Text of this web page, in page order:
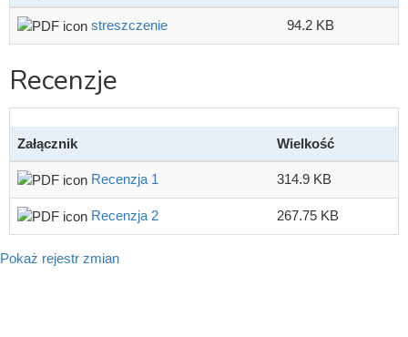
streszczenie 94.2 KB
Recenzje
Załącznik Wielkość
Recenzja 1 314.9 KB
Recenzja 2 267.75 KB
Pokaż rejestr zmian